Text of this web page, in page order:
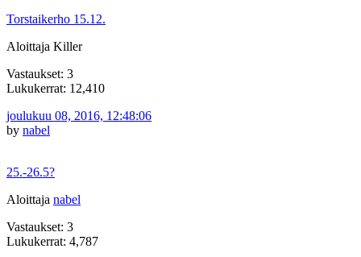
Torstaikerho 15.12.
Aloittaja Killer
Vastaukset: 3
Lukukerrat: 12,410
joulukuu 08, 2016, 12:48:06
by nabel
25.-26.5?
Aloittaja nabel
Vastaukset: 3
Lukukerrat: 4,787